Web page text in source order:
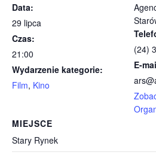
Data:
29 lipca
Czas:
21:00
Wydarzenie kategorie:
Film, Kino
MIEJSCE
Stary Rynek
(24)
E-